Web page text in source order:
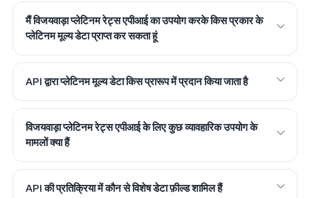
मैं विजयवाड़ा प्लेटिनम रेट्स एपीआई का उपयोग करके किस प्रकार के
प्लेटिनम मूल्य डेटा प्राप्त कर सकता हूं
API द्वारा प्लेटिनम मूल्य डेटा किस प्रारूप में प्रदान किया जाता है
विजयवाड़ा प्लेटिनम रेट्स एपीआई के लिए कुछ व्यावहारिक उपयोग के
मामलों क्या हैं
API की प्रतिक्रिया में कौन से विशेष डेटा फ़ील्ड शामिल हैं